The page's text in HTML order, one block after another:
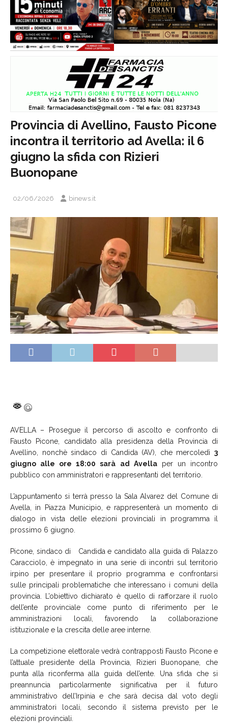
Provincia di Avellino, Fausto Picone
incontra il territorio ad Avella: il 6
giugno la sfida con Rizieri
Buonopane
02/06/2026 binews.it
AVELLA – Prosegue il percorso di ascolto e confronto di
Fausto Picone, candidato alla presidenza della Provincia di
Avellino, nonchè sindaco di Candida (AV), che mercoledì 3
giugno alle ore 18:00 sarà ad Avellaper un incontro
pubblico con amministratori e rappresentanti del territorio.
L’appuntamento si terrà presso la Sala Alvarez del Comune di
Avella, in Piazza Municipio, e rappresenterà un momento di
dialogo in vista delle elezioni provinciali in programma il
prossimo 6 giugno.
Picone, sindaco di Candida e candidato alla guida di Palazzo
Caracciolo, è impegnato in una serie di incontri sul territorio
irpino per presentare il proprio programma e confrontarsi
sulle principali problematiche che interessano i comuni della
provincia. L’obiettivo dichiarato è quello di rafforzare il ruolo
dell’ente provinciale come punto di riferimento per le
amministrazioni locali, favorendo la collaborazione
istituzionale e la crescita delle aree interne.
La competizione elettorale vedrà contrapposti Fausto Picone e
l’attuale presidente della Provincia, Rizieri Buonopane, che
punta alla riconferma alla guida dell’ente. Una sfida che si
preannuncia particolarmente significativa per il futuro
amministrativo dell’Irpinia e che sarà decisa dal voto degli
amministratori locali, secondo il sistema previsto per le
elezioni provinciali.